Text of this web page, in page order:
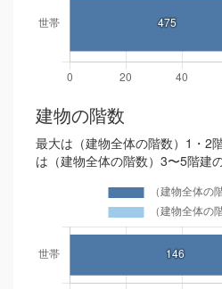
建物の階数
最大は（建物全体の階数）1・2
は（建物全体の階数）3〜5階建